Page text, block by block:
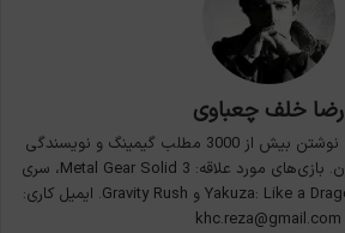
رضا خلف چعباوی
به نام خدا - سلام، سابقه‌ی نوشتن بیش از 3000 مطلب گیمینگ و نویسندگی
در بزرگ‌ترین سایت‌های ایران. بازی‌های مورد علاقه: Metal Gear Solid 3، سری
Devil May Cry، فرنچایز Yakuza: Like a Dragon و Gravity Rush. ایمیل کاری:
khc.reza@gmail.com